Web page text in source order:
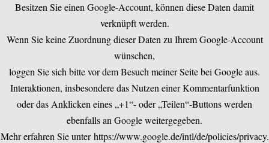
Besitzen Sie einen Google-Account, können diese Daten damit
verknüpft werden.
Wenn Sie keine Zuordnung dieser Daten zu Ihrem Google-Account
wünschen,
loggen Sie sich bitte vor dem Besuch meiner Seite bei Google aus.
Interaktionen, insbesondere das Nutzen einer Kommentarfunktion
oder das Anklicken eines „+1“- oder „Teilen“-Buttons werden
ebenfalls an Google weitergegeben.
Mehr erfahren Sie unterhttps://www.google.de/intl/de/policies/privacy.